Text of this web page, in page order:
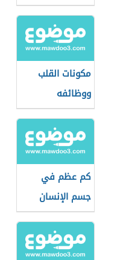
مكونات القلب
ووظائفه
كم عظم في
جسم الإنسان